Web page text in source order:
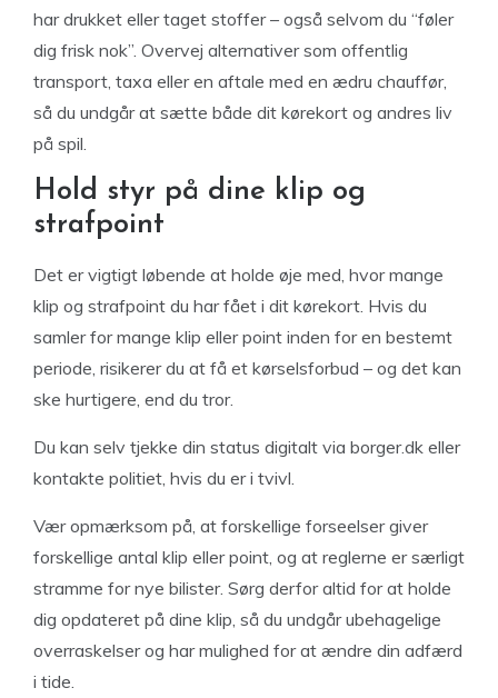
har drukket eller taget stoffer – også selvom du “føler
dig frisk nok”. Overvej alternativer som offentlig
transport, taxa eller en aftale med en ædru chauffør,
så du undgår at sætte både dit kørekort og andres liv
på spil.
Hold styr på dine klip og
strafpoint
Det er vigtigt løbende at holde øje med, hvor mange
klip og strafpoint du har fået i dit kørekort. Hvis du
samler for mange klip eller point inden for en bestemt
periode, risikerer du at få et kørselsforbud – og det kan
ske hurtigere, end du tror.
Du kan selv tjekke din status digitalt via borger.dk eller
kontakte politiet, hvis du er i tvivl.
Vær opmærksom på, at forskellige forseelser giver
forskellige antal klip eller point, og at reglerne er særligt
stramme for nye bilister. Sørg derfor altid for at holde
dig opdateret på dine klip, så du undgår ubehagelige
overraskelser og har mulighed for at ændre din adfærd
i tide.